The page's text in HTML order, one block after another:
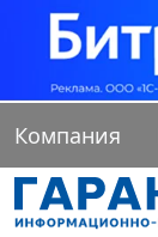
Компания